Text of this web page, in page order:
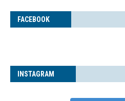
FACE­BOOK
INS­TA­GRAM